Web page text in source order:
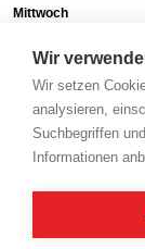
Wir
Wir setzen
analysieren,
Suchbegriffen
Informationen
Mittwoch
Freitag
Bei Teilnahme an
beachten Sie hierzu